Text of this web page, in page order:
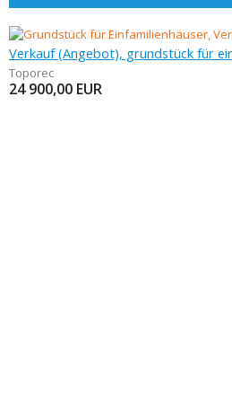
Verkauf (Angebot), grundstück für
Toporec
24 900,00 EUR